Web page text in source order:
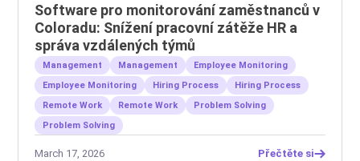
Software pro monitorování zaměstnanců v
Coloradu: Snížení pracovní zátěže HR a
správa vzdálených týmů
Management Management
Employee Monitoring
Employee Monitoring
Hiring Process
Hiring Process
Remote Work
Remote Work
Problem Solving
Problem Solving
March 17, 2026 Přečtěte si